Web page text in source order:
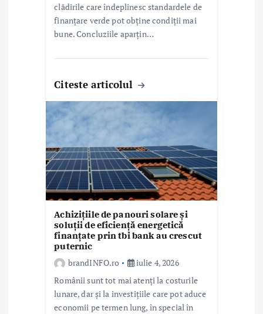
clădirile care îndeplinesc standardele de
finanțare verde pot obține condiții mai
bune. Concluziile aparțin…
Citeste articolul
Achizițiile de panouri solare și
soluții de eficiență energetică
finanțate prin tbi bank au crescut
puternic
brandINFO.ro
iulie 4, 2026
Românii sunt tot mai atenți la costurile
lunare, dar și la investițiile care pot aduce
economii pe termen lung, în special în